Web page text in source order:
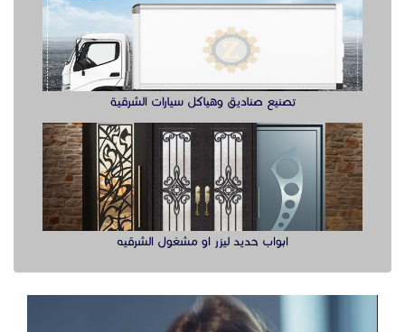
تصنيع صناديق وهياكل سيارات الشرقية
ابواب حديد ليزر او مشغول الشرقيه